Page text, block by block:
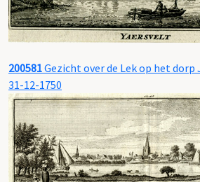
200581Gezicht over de Lek op het dorp
31-12-1750